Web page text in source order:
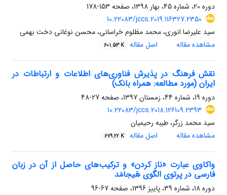
دوره 20، شماره 45، بهار 1398، صفحه
153-178
10.22083/jccs.2019.116327.2350
سید علیرضا انوری، محمد مظلوم خراسانی، محسن نوغانی دخت بهمی
مشاهده مقاله
اصل مقاله 601.53 K
نقش فرهنگ در پذیرش فناوری‌های اطلاعات و ارتباطات در
ایران (مورد مطالعه: همراه بانک)
دوره 19، شماره 44، زمستان 1397، صفحه
27-48
10.22083/jccs.2018.126109.2393
سید محمد زرگر، طیبه رحیمیان
مشاهده مقاله
اصل مقاله 679.22 K
واکاوی عبارت «ناز کردن» و ترکیب‌های حاصل از آن در زبان
فارسی در پرتوی الگوی هَیجامَد
دوره 18، شماره 39، پاییز 1396، صفحه
67-96